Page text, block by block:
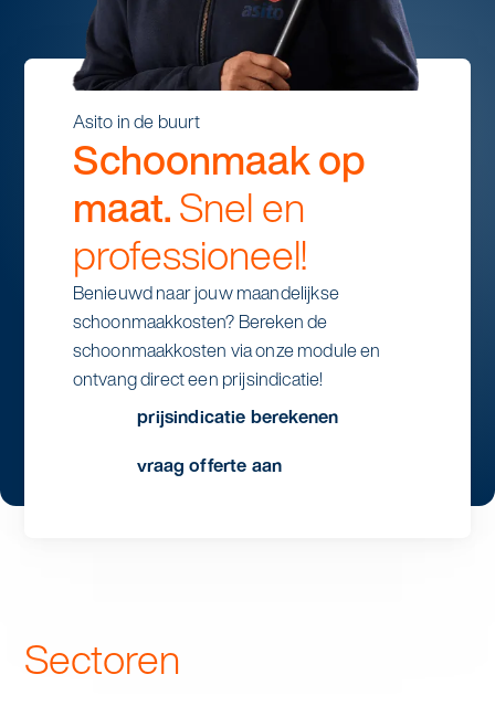
Asito in de buurt
Schoonmaak op
maat.Snel en
professioneel!
Benieuwd naar jouw maandelijkse
schoonmaakkosten? Bereken de
schoonmaakkosten via onze module en
ontvang direct een prijsindicatie!
prijsindicatie berekenen
vraag offerte aan
Sectoren